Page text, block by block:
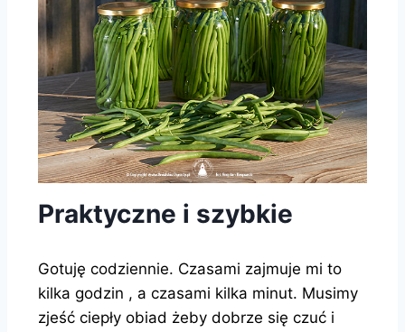
Praktyczne i szybkie
Gotuję codziennie. Czasami zajmuje mi to
kilka godzin , a czasami kilka minut. Musimy
zjeść ciepły obiad żeby dobrze się czuć i